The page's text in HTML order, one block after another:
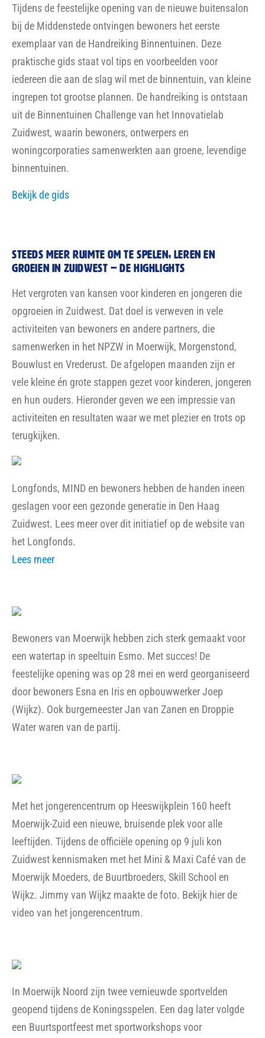
Tijdens de feestelijke opening van de nieuwe buitensalon
bij de Middenstede ontvingen bewoners het eerste
exemplaar van de Handreiking Binnentuinen. Deze
praktische gids staat vol tips en voorbeelden voor
iedereen die aan de slag wil met de binnentuin, van kleine
ingrepen tot grootse plannen. De handreiking is ontstaan
uit de Binnentuinen Challenge van het Innovatielab
Zuidwest, waarin bewoners, ontwerpers en
woningcorporaties samenwerkten aan groene, levendige
binnentuinen.
Bekijk de gids
steeds meer RUIMTE OM TE SPELEN, LEREN EN
GROEIEN iN ZUIDWEST – de highlights
Het vergroten van kansen voor kinderen en jongeren die
opgroeien in Zuidwest. Dat doel is verweven in vele
activiteiten van bewoners en andere partners, die
samenwerken in het NPZW in Moerwijk, Morgenstond,
Bouwlust en Vrederust. De afgelopen maanden zijn er
vele kleine én grote stappen gezet voor kinderen, jongeren
en hun ouders. Hieronder geven we een impressie van
activiteiten en resultaten waar we met plezier en trots op
terugkijken.
Longfonds, MIND en bewoners hebben de handen ineen
geslagen voor een gezonde generatie in Den Haag
Zuidwest. Lees meer over dit initiatief op de website van
het Longfonds.
Lees meer
Bewoners van Moerwijk hebben zich sterk gemaakt voor
een watertap in speeltuin Esmo. Met succes! De
feestelijke opening was op 28 mei en werd georganiseerd
door bewoners Esna en Iris en opbouwwerker Joep
(Wijkz). Ook burgemeester Jan van Zanen en Droppie
Water waren van de partij.
Met het jongerencentrum op Heeswijkplein 160 heeft
Moerwijk-Zuid een nieuwe, bruisende plek voor alle
leeftijden. Tijdens de officiële opening op 9 juli kon
Zuidwest kennismaken met het Mini & Maxi Café van de
Moerwijk Moeders, de Buurtbroeders, Skill School en
Wijkz. Jimmy van Wijkz maakte de foto. Bekijk hier de
video van het jongerencentrum.
In Moerwijk Noord zijn twee vernieuwde sportvelden
geopend tijdens de Koningsspelen. Een dag later volgde
een Buurtsportfeest met sportworkshops voor